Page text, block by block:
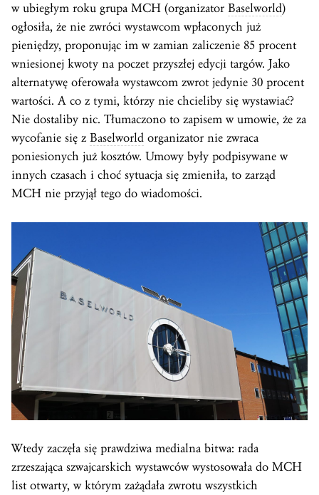
w ubiegłym roku grupa MCH (organizator Baselworld)
ogłosiła, że nie zwróci wystawcom wpłaconych już
pieniędzy, proponując im w zamian zaliczenie 85 procent
wniesionej kwoty na poczet przyszłej edycji targów. Jako
alternatywę oferowała wystawcom zwrot jedynie 30 procent
wartości. A co z tymi, którzy nie chcieliby się wystawiać?
Nie dostaliby nic. Tłumaczono to zapisem w umowie, że za
wycofanie się z Baselworld organizator nie zwraca
poniesionych już kosztów. Umowy były podpisywane w
innych czasach i choć sytuacja się zmieniła, to zarząd
MCH nie przyjął tego do wiadomości.
Wtedy zaczęła się prawdziwa medialna bitwa: rada
zrzeszająca szwajcarskich wystawców wystosowała do MCH
list otwarty, w którym zażądała zwrotu wszystkich